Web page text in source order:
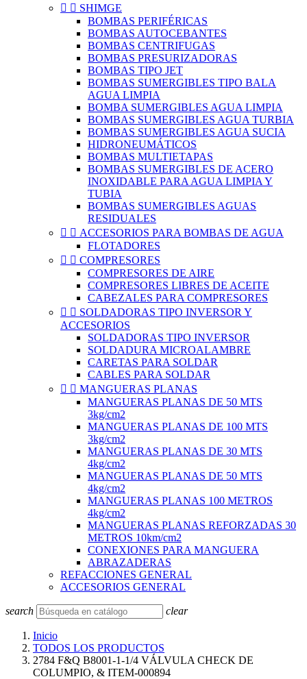
  SHIMGE
BOMBAS PERIFÉRICAS
BOMBAS AUTOCEBANTES
BOMBAS CENTRIFUGAS
BOMBAS PRESURIZADORAS
BOMBAS TIPO JET
BOMBAS SUMERGIBLES TIPO BALA
AGUA LIMPIA
BOMBA SUMERGIBLES AGUA LIMPIA
BOMBAS SUMERGIBLES AGUA TURBIA
BOMBAS SUMERGIBLES AGUA SUCIA
HIDRONEUMÁTICOS
BOMBAS MULTIETAPAS
BOMBAS SUMERGIBLES DE ACERO
INOXIDABLE PARA AGUA LIMPIA Y
TUBIA
BOMBAS SUMERGIBLES AGUAS
RESIDUALES
  ACCESORIOS PARA BOMBAS DE AGUA
FLOTADORES
  COMPRESORES
COMPRESORES DE AIRE
COMPRESORES LIBRES DE ACEITE
CABEZALES PARA COMPRESORES
  SOLDADORAS TIPO INVERSOR Y
ACCESORIOS
SOLDADORAS TIPO INVERSOR
SOLDADURA MICROALAMBRE
CARETAS PARA SOLDAR
CABLES PARA SOLDAR
  MANGUERAS PLANAS
MANGUERAS PLANAS DE 50 MTS
3kg/cm2
MANGUERAS PLANAS DE 100 MTS
3kg/cm2
MANGUERAS PLANAS DE 30 MTS
4kg/cm2
MANGUERAS PLANAS DE 50 MTS
4kg/cm2
MANGUERAS PLANAS 100 METROS
4kg/cm2
MANGUERAS PLANAS REFORZADAS 30
METROS 10km/cm2
CONEXIONES PARA MANGUERA
ABRAZADERAS
REFACCIONES GENERAL
ACCESORIOS GENERAL
search clear
Inicio
TODOS LOS PRODUCTOS
2784 F&Q B8001-1-1/4 VÁLVULA CHECK DE
COLUMPIO, & ITEM-000894